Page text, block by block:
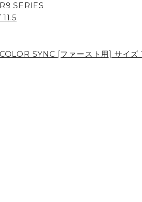
SERIES
SYNC [ファースト用] サイズ